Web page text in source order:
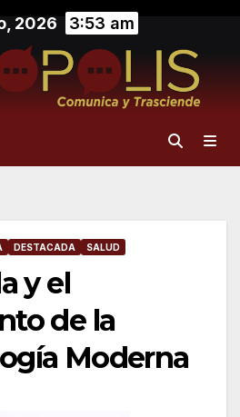
2026 3:53 am
DESTACADA SALUD
y el
de la
Moderna